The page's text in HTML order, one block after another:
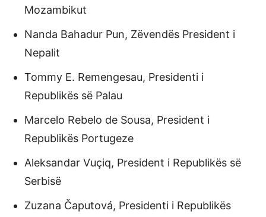
Mozambikut
Nanda Bahadur Pun, Zëvendës President i
Nepalit
Tommy E. Remengesau, Presidenti i
Republikës së Palau
Marcelo Rebelo de Sousa, President i
Republikës Portugeze
Aleksandar Vuçiq, President i Republikës së
Serbisë
Zuzana Čaputová, Presidenti i Republikës